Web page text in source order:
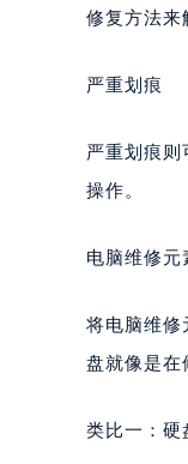
修复方法来
严重划痕
严重划痕
操作。
电脑维修元
将电脑维修
盘就像是
类比一：硬